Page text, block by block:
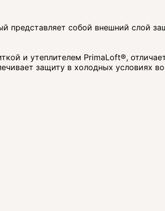
представляет собой внешний слой
и утеплителем PrimaLoft®,
защиту в холодных условиях